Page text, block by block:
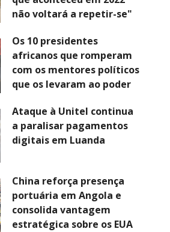
não voltará a repetir-se"
Os 10 presidentes
africanos que romperam
com os mentores políticos
que os levaram ao poder
Ataque à Unitel continua
a paralisar pagamentos
digitais em Luanda
China reforça presença
portuária em Angola e
consolida vantagem
estratégica sobre os EUA